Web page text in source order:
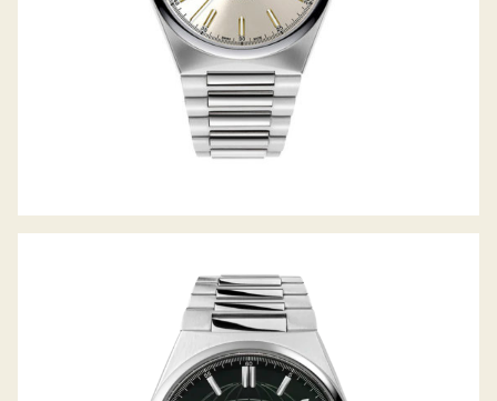
HIGHLIFE AUTOMATIC COSC